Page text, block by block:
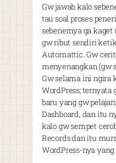
Gw jawab kalo
tau soal proses
sebenernya ga kaget
gw ribut sendiri
Automattic. Gw
menyenangkan (gw
Gw selama ini ngira
WordPress; ternyata
baru yang gw
Dashboard, dan itu
kalo gw sempet
Records dan itu
WordPress-nya